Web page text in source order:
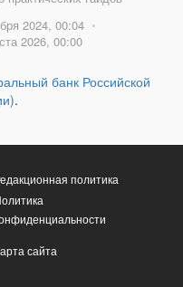
2024, 00:04 •
2026, 00:00
банк Российской
.
политика
сайта